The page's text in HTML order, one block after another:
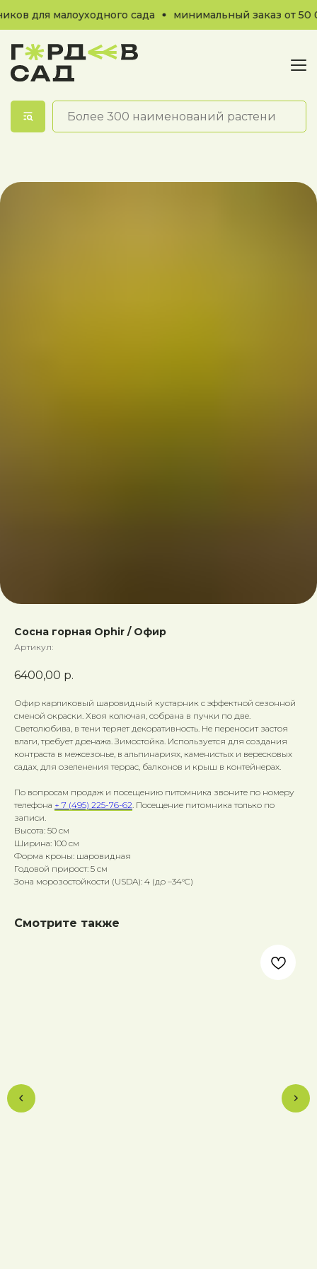
для малоуходного сада минимальный заказ от 50
Сосна горная Ophir / Офир
Артикул:
6400,00 р.
Офир карликовый шаровидный кустарник с эффектной сезонной
сменой окраски. Хвоя колючая, собрана в пучки по две.
Светолюбива, в тени теряет декоративность. Не переносит застоя
влаги, требует дренажа. Зимостойка. Используется для создания
контраста в межсезонье, в альпинариях, каменистых и вересковых
садах, для озеленения террас, балконов и крыш в контейнерах.
По вопросам продаж и посещению питомника звоните по номеру
телефона + 7 (495) 225-76-62 . Посещение питомника только по
записи.
Высота: 50 см
Ширина: 100 см
Форма кроны: шаровидная
Годовой прирост: 5 см
Зона морозостойкости (USDA): 4 (до –34°C)
Смотрите также